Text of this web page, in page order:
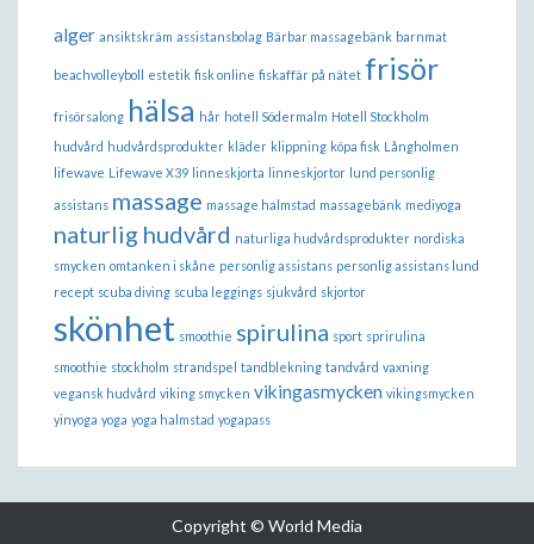
alger ansiktskräm assistansbolag Bärbar massagebänk barnmat
beachvolleyboll estetik fisk online fiskaffär på nätet frisör
frisörsalong hälsa hår hotell Södermalm Hotell Stockholm
hudvård hudvårdsprodukter kläder klippning köpa fisk Långholmen
lifewave Lifewave X39 linneskjorta linneskjortor lund personlig
assistans massage massage halmstad massagebänk mediyoga
naturlig hudvård naturliga hudvårdsprodukter nordiska
smycken omtanken i skåne personlig assistans personlig assistans lund
recept scuba diving scuba leggings sjukvård skjortor
skönhet smoothie spirulina sport sprirulina
smoothie stockholm strandspel tandblekning tandvård vaxning
vegansk hudvård viking smycken vikingasmycken vikingsmycken
yinyoga yoga yoga halmstad yogapass
Copyright © World Media